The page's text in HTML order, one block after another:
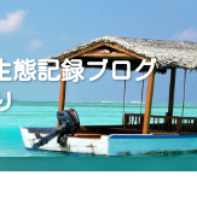
態記録ブログ